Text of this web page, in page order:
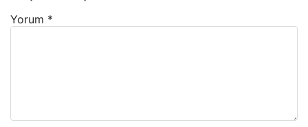
Yorum *